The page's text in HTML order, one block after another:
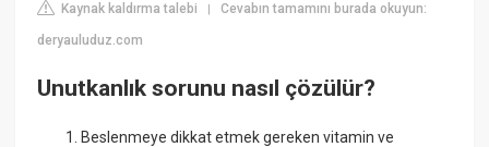
Kaynak kaldırma talebi |Cevabın tamamını burada okuyun:
deryauluduz.com
Unutkanlık sorunu nasıl çözülür?
Beslenmeye dikkat etmek gereken vitamin ve